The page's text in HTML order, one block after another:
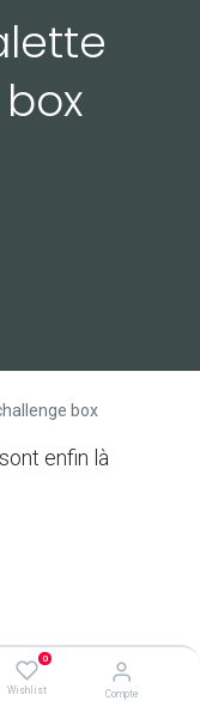
0
Wishlist Compte
box
enfin là